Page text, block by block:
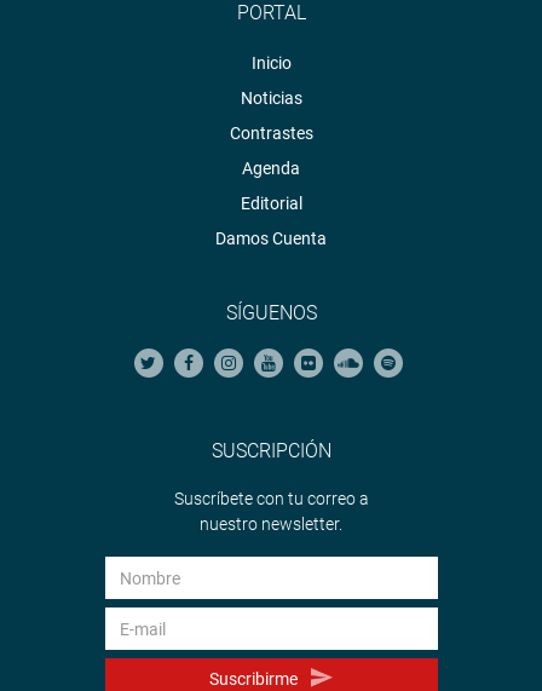
PORTAL
Inicio
Noticias
Contrastes
Agenda
Editorial
Damos Cuenta
SÍGUENOS
SUSCRIPCIÓN
Suscríbete con tu correo a
nuestro newsletter.
Suscribirme